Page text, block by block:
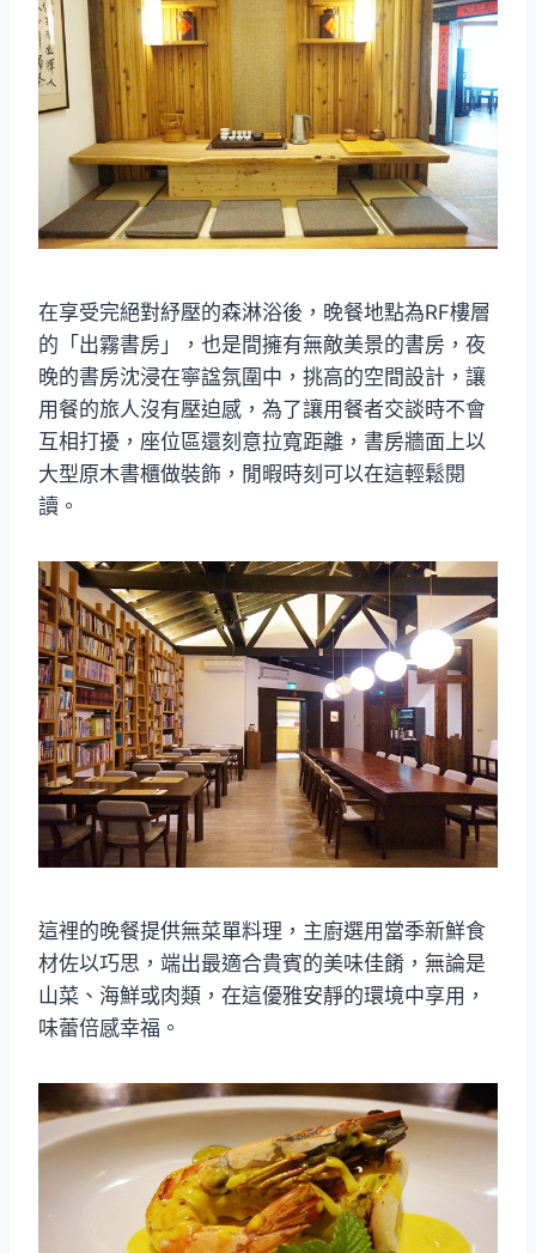
在享受完絕對紓壓的森淋浴後，晚餐地點為RF樓層
的「出霧書房」，也是間擁有無敵美景的書房，夜
晚的書房沈浸在寧諡氛圍中，挑高的空間設計，讓
用餐的旅人沒有壓迫感，為了讓用餐者交談時不會
互相打擾，座位區還刻意拉寬距離，書房牆面上以
大型原木書櫃做裝飾，閒暇時刻可以在這輕鬆閱
讀。
這裡的晚餐提供無菜單料理，主廚選用當季新鮮食
材佐以巧思，端出最適合貴賓的美味佳餚，無論是
山菜、海鮮或肉類，在這優雅安靜的環境中享用，
味蕾倍感幸福。